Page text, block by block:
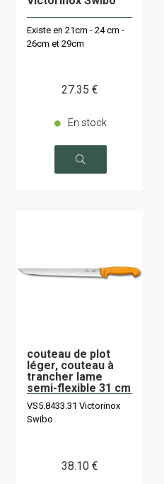
Existe en 21cm - 24 cm -
26cm et 29cm
27.35 €
En stock
couteau de plot
léger, couteau à
trancher lame
semi-flexible 31 cm
Victorinox Swibo
VS5.8433.31 Victorinox
Swibo
38.10 €